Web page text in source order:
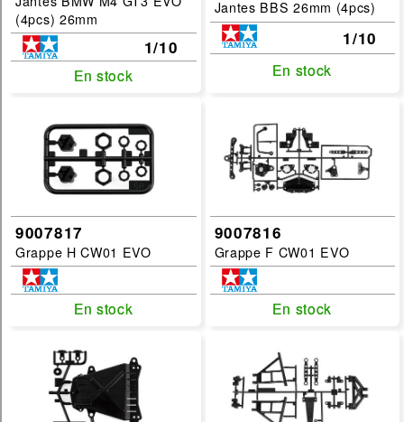
servo
accu
carburant
camion
char
avion
helico
planeur
radio
circuit-slot
engin-de-chantier
(4pcs) 26mm
1/10
En stock
En stock
Jantes BBS 26mm (4pcs)
1/10
En stock
En stock
9007817
Grappe H CW01 EVO
En stock
En stock
9007816
Grappe F CW01 EVO
En stock
En stock